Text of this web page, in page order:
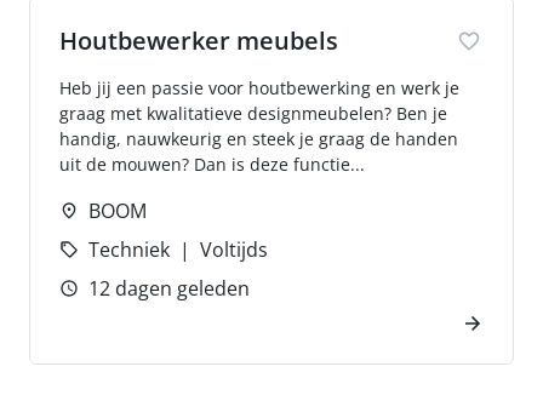
Houtbewerker meubels
Heb jij een passie voor houtbewerking en werk je
graag met kwalitatieve designmeubelen? Ben je
handig, nauwkeurig en steek je graag de handen
uit de mouwen? Dan is deze functie...
BOOM
Techniek
Voltijds
12 dagen geleden